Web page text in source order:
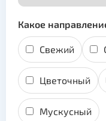
Какое
Свежий
Цветочный
Мускусный